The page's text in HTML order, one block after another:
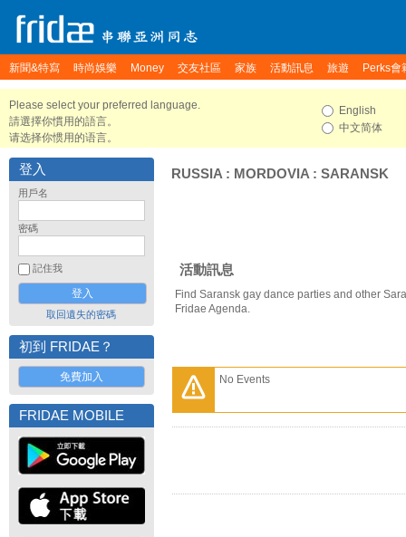
新聞&特寫 時尚娛樂 Money 交友社區 家族 活動訊息 旅遊 Perks會
Please select your preferred language.
請選擇你慣用的語言。
请选择你惯用的语言。
English
中文简体
登入
用戶名
密碼
記住我
取回遺失的密碼
初到 FRIDAE？
免費加入
FRIDAE MOBILE
RUSSIA : MORDOVIA : SARANSK
活動訊息
Find Saransk gay dance parties and other
Fridae Agenda.
No Events